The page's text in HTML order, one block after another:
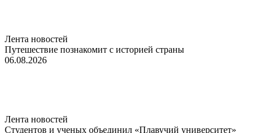
Лента новостей
Путешествие познакомит с историей страны
06.08.2026
Лента новостей
Студентов и ученых объединил «Плавучий университет»